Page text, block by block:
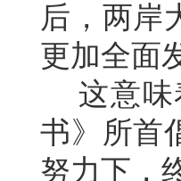
后，两岸
更加全面
这意味
书》所首
努力下，